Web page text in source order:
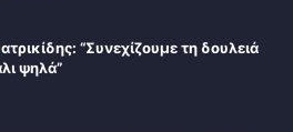
“Συνεχίζουμε τη δουλειά
ψηλά”